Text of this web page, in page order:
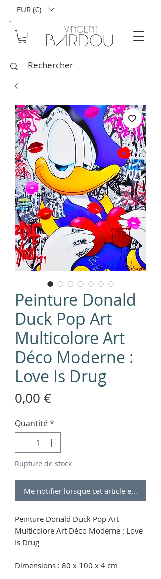
EUR (€)
Peinture Donald
Duck Pop Art
Multicolore Art
Déco Moderne :
Love Is Drug
0,00 €Prix
Quantité*
Rupture de stock
Me notifier lorsque cet article est
Peinture Donald Duck Pop Art
Multicolore Art Déco Moderne : Love
Is Drug
Dimensions : 80 x 100 x 4 cm